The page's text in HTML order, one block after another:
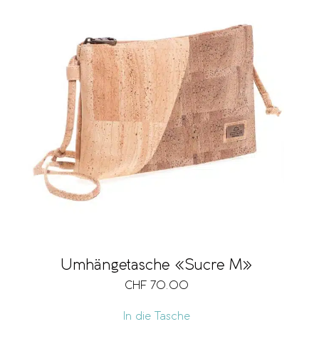
Umhängetasche «Sucre M»
CHF 70.00
In die Tasche